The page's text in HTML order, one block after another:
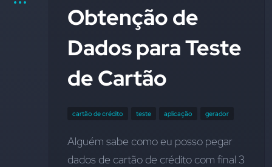
Obtenção de
Dados para Teste
de Cartão
cartão de crédito teste aplicação gerador
Alguém sabe como eu posso pegar
dados de cartão de crédito com final 3